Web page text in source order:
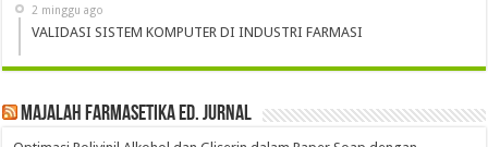
2 minggu ago
VALIDASI SISTEM KOMPUTER DI INDUSTRI FARMASI
Majalah Farmasetika Ed. Jurnal